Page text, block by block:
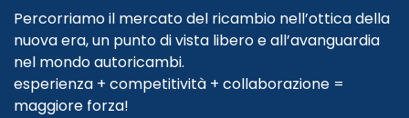
Percorriamo il mercato del ricambio nell’ottica della
nuova era, un punto di vista libero e all’avanguardia
nel mondo autoricambi.
esperienza + competitività + collaborazione =
maggiore forza!